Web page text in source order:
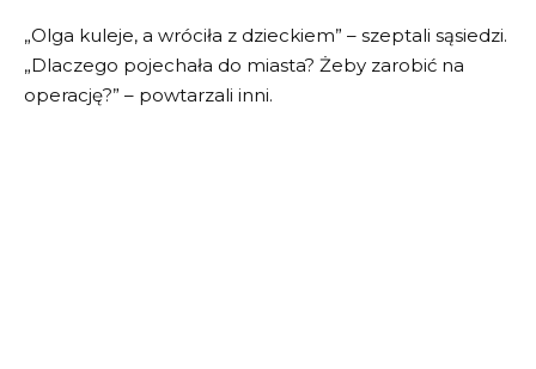
„Olga kuleje, a wróciła z dzieckiem” – szeptali sąsiedzi.
„Dlaczego pojechała do miasta? Żeby zarobić na
operację?” – powtarzali inni.